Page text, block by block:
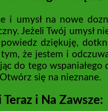
i umysł na nowe
Jeżeli Twój umysł
dziękuję,
że jestem i
do tego
się na nieznane.
i Na Zawsze: